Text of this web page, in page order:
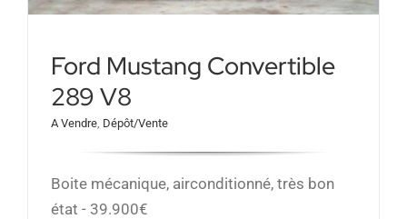
Ford Mustang Convertible
289 V8
A Vendre Dépôt/Vente
Boite mécanique, airconditionné, très bon
état - 39.900€